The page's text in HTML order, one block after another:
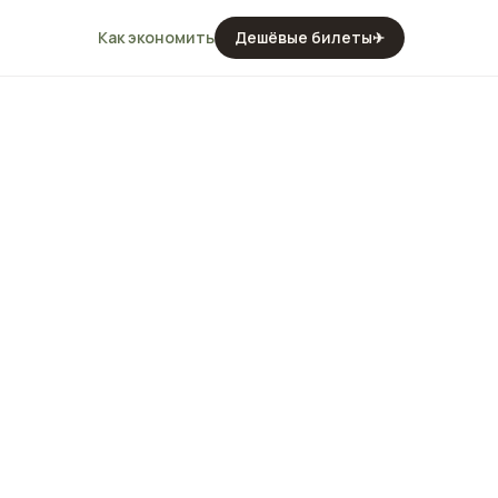
Как экономить Дешёвые билеты✈